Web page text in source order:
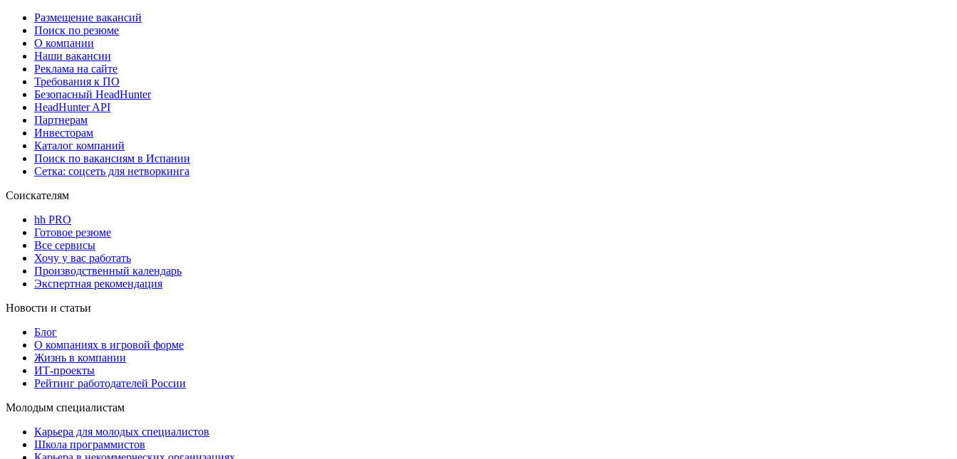
Размещение вакансий
Поиск по резюме
О компании
Наши вакансии
Реклама на сайте
Требования к ПО
Безопасный HeadHunter
HeadHunter API
Партнерам
Инвесторам
Каталог компаний
Поиск по вакансиям в Испании
Сетка: соцсеть для нетворкинга
Соискателям
hh PRO
Готовое резюме
Все сервисы
Хочу у вас работать
Производственный календарь
Экспертная рекомендация
Новости и статьи
Блог
О компаниях в игровой форме
Жизнь в компании
ИТ-проекты
Рейтинг работодателей России
Молодым специалистам
Карьера для молодых специалистов
Школа программистов